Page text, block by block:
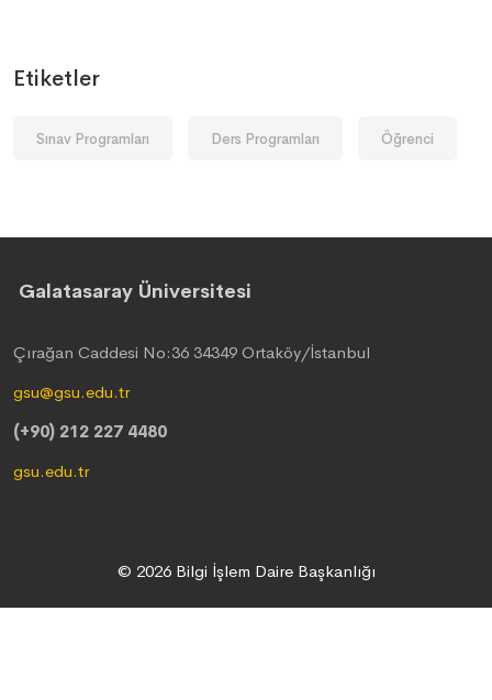
Etiketler
Sınav Programları Ders Programları Öğrenci
Galatasaray Üniversitesi
Çırağan Caddesi No:36 34349 Ortaköy/İstanbul
gsu@gsu.edu.tr
(+90) 212 227 4480
gsu.edu.tr
© 2026 Bilgi İşlem Daire Başkanlığı